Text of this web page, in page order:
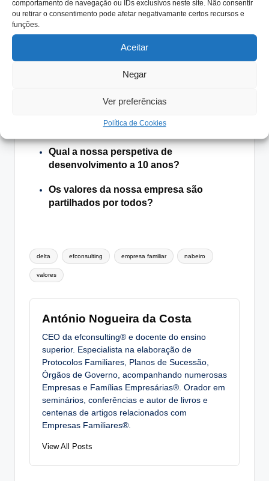
comportamento de navegação ou IDs exclusivos neste site. Não consentir
ou retirar o consentimento pode afetar negativamante certos recursos e
funções.
Aceitar
Negar
Ver preferências
Política de Cookies
empresa e da comunidade.
Saliente-se que, apesar das múltiplas e milionárias ofertas
que tem recebido, a família nunca aceitou vender a
empresa.
Qual a nossa perspetiva de
desenvolvimento a 10 anos?
Os valores da nossa empresa são
partilhados por todos?
Tags:
delta efconsulting empresa familiar nabeiro
valores
António Nogueira da Costa
CEO da efconsulting® e docente do ensino
superior. Especialista na elaboração de
Protocolos Familiares, Planos de Sucessão,
Órgãos de Governo, acompanhando numerosas
Empresas e Famílias Empresárias®. Orador em
seminários, conferências e autor de livros e
centenas de artigos relacionados com
Empresas Familiares®.
View All Posts